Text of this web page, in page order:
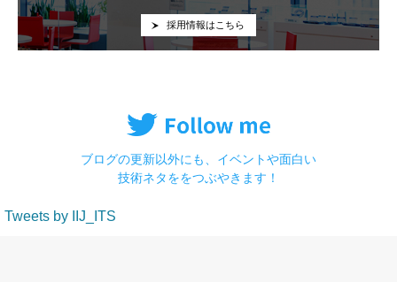
採用情報はこちら
ブログの更新以外にも、イベントや面白い
技術ネタををつぶやきます！
Tweets by IIJ_ITS